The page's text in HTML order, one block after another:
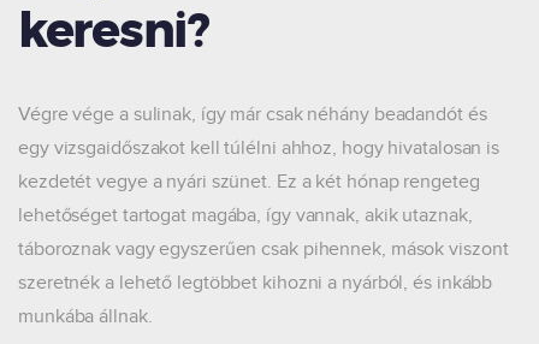
keresni?
Végre vége a sulinak, így már csak néhány beadandót és
egy vizsgaidőszakot kell túlélni ahhoz, hogy hivatalosan is
kezdetét vegye a nyári szünet. Ez a két hónap rengeteg
lehetőséget tartogat magába, így vannak, akik utaznak,
táboroznak vagy egyszerűen csak pihennek, mások viszont
szeretnék a lehető legtöbbet kihozni a nyárból, és inkább
munkába állnak.